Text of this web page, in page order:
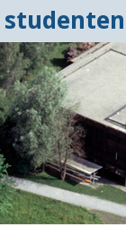
studenten
Home
Dokumente
Events
? Tipps
Login